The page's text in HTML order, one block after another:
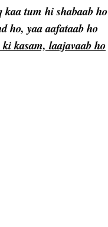
tum hi shabaab ho
ho, yaa aafataab ho
kasam, laajavaab ho